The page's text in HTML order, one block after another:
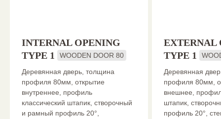
INTERNAL OPENING
TYPE 1
WOODEN DOOR 80
Деревянная дверь, толщина
профиля 80мм, открытие
внутреннее, профиль
классический штапик, створочный
и рамный профиль 20°,
EXTERNAL
TYPE 1
Деревянная
профиля 80мм,
внешнее,
штапик,
профиль 20°,